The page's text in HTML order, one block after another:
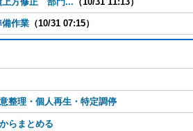
作業 （10/31 07:15）
整理・個人再生・特定調停
らまとめる